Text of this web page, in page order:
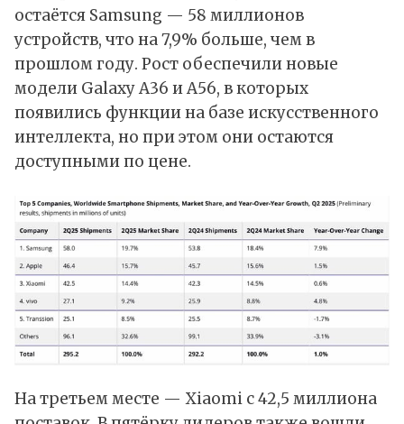
остаётся Samsung — 58 миллионов
устройств, что на 7,9% больше, чем в
прошлом году. Рост обеспечили новые
модели Galaxy A36 и A56, в которых
появились функции на базе искусственного
интеллекта, но при этом они остаются
доступными по цене.
На третьем месте — Xiaomi с 42,5 миллиона